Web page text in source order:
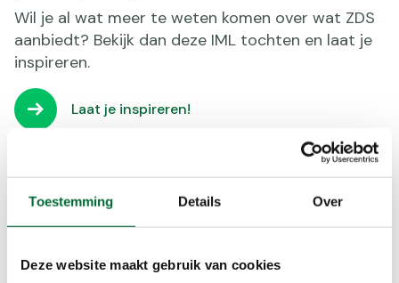
Toestemming Details Over
Deze website maakt gebruik van cookies
Wil je al wat meer te weten komen over wat ZDS
aanbiedt? Bekijk dan deze IML tochten en laat je
inspireren.
Laat je inspireren!
Hoe ontvang je de korting?
Als lid van de KWbN profiteer je van een fijne
korting op je wandelreis met ZDS. Boek hier jouw
die je kan gebruiken voor de reis. Kom je er niet